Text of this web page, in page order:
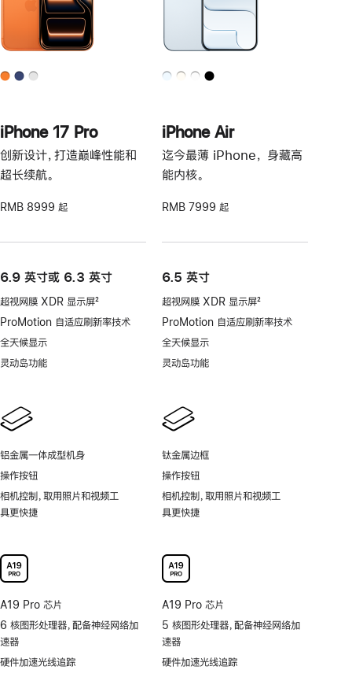
iPhone 17 Pro
创新设计，打造巅峰性能和
超长续航。
RMB 8999 起
6.9 英寸或 6.3 英寸
超视网膜 XDR 显示屏
脚
2
ProMotion 自适应刷新率技术
全天候显示
灵动岛功能
铝金属一体成型机身
操作按钮
相机控制，取用照片和视频工
具更快捷
A19 Pro 芯片
6 核图形处理器，配备神经网络加
速器
硬件加速光线追踪
iPhone Air
迄今最薄 iPhone， 身藏高
能内核。
RMB 7999 起
6.5 英寸
超视网膜 XDR 显示屏
脚
2
ProMotion 自适应刷新率技术
全天候显示
灵动岛功能
钛金属边框
操作按钮
相机控制，取用照片和视频工
具更快捷
A19 Pro 芯片
5 核图形处理器，配备神经网络加
速器
硬件加速光线追踪